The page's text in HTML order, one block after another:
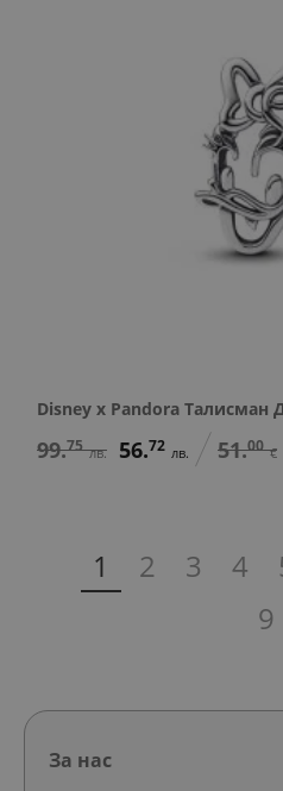
Disney x Pandora Талисман
99.75 лв. 56.72 лв. 51.00 €
1 2 3 4
9
За нас